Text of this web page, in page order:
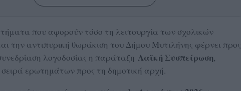
που αφορούν τόσο τη λειτουργία των σχολικών
την αντιπυρική θωράκιση του Δήμου Μυτιλήνης φέρνει προς
λογοδοσίας η παράταξη Λαϊκή Συσπείρωση,
ερωτημάτων προς τη δημοτική αρχή.